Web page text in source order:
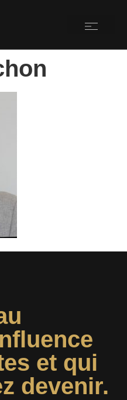
et qui
devenir.